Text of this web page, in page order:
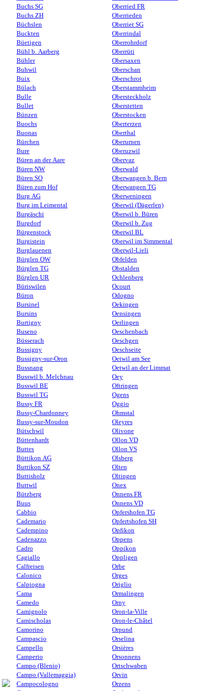
Buchs SG
Buchs ZH
Büchslen
Buckten
Büetigen
Bühl b. Aarberg
Bühler
Buhwil
Buix
Bülach
Bulle
Bullet
Bünzen
Buochs
Buonas
Bürchen
Bure
Büren an der Aare
Büren NW
Büren SO
Büren zum Hof
Burg AG
Burg im Leimental
Burgäschi
Burgdorf
Bürgenstock
Burgistein
Burglauenen
Bürglen OW
Bürglen TG
Bürglen UR
Büriswilen
Büron
Bursinel
Bursins
Burtigny
Buseno
Büsserach
Bussigny
Bussigny-sur-Oron
Bussnang
Busswil b. Melchnau
Busswil BE
Busswil TG
Bussy FR
Bussy-Chardonney
Bussy-sur-Moudon
Bütschwil
Büttenhardt
Buttes
Büttikon AG
Buttikon SZ
Buttisholz
Buttwil
Bützberg
Buus
Cabbio
Cademario
Cadempino
Cadenazzo
Cadro
Cagiallo
Calfreisen
Calonico
Calpiogna
Cama
Camedo
Camignolo
Camischolas
Camorino
Campascio
Campello
Camperio
Campo (Blenio)
Campo (Vallemaggia)
Campocologno
Oberried FR
Oberrieden
Oberriet SG
Oberrindal
Oberrohrdorf
Oberrüti
Obersaxen
Oberschan
Oberschrot
Oberstammheim
Obersteckholz
Oberstetten
Oberstocken
Oberterzen
Oberthal
Oberurnen
Oberuzwil
Obervaz
Oberwald
Oberwangen b. Bern
Oberwangen TG
Oberweningen
Oberwil (Dägerlen)
Oberwil b. Büren
Oberwil b. Zug
Oberwil BL
Oberwil im Simmental
Oberwil-Lieli
Obfelden
Obstalden
Ochlenberg
Ocourt
Odogno
Oekingen
Oensingen
Oerlingen
Oeschenbach
Oeschgen
Oeschseite
Oetwil am See
Oetwil an der Limmat
Oey
Oftringen
Ogens
Oggio
Ohmstal
Oleyres
Olivone
Ollon VD
Ollon VS
Olsberg
Olten
Oltingen
Onex
Onnens FR
Onnens VD
Opfershofen TG
Opfertshofen SH
Opfikon
Oppens
Oppikon
Oppligen
Orbe
Orges
Origlio
Ormalingen
Orny
Oron-la-Ville
Oron-le-Châtel
Orpund
Orselina
Orsières
Orsonnens
Ortschwaben
Orvin
Orzens